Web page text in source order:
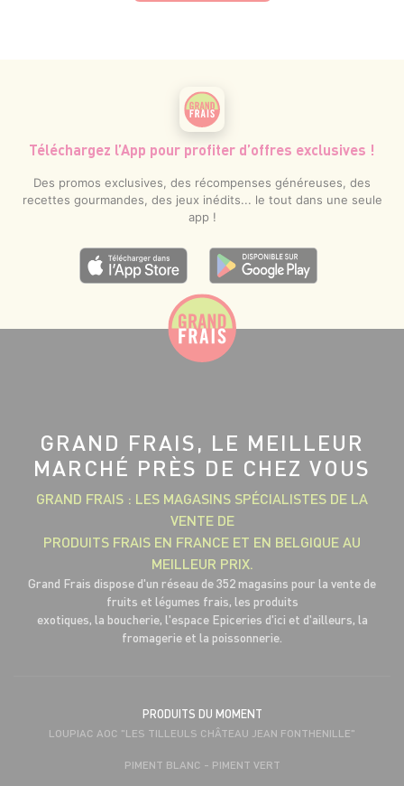
Téléchargez l’App pour profiter d’offres exclusives !
Des promos exclusives, des récompenses généreuses, des
recettes gourmandes, des jeux inédits... le tout dans une seule
app !
GRAND FRAIS, LE MEILLEUR
MARCHÉ PRÈS DE CHEZ VOUS
GRAND FRAIS : LES MAGASINS SPÉCIALISTES DE LA
VENTE DE
PRODUITS FRAIS EN FRANCE ET EN BELGIQUE AU
MEILLEUR PRIX.
Grand Frais dispose d'un réseau de 352 magasins pour la vente de
fruits et légumes frais, les produits
exotiques, la boucherie, l'espace Epiceries d'ici et d'ailleurs, la
fromagerie et la poissonnerie.
PRODUITS DU MOMENT
LOUPIAC AOC "LES TILLEULS CHÂTEAU JEAN FONTHENILLE"
PIMENT BLANC - PIMENT VERT